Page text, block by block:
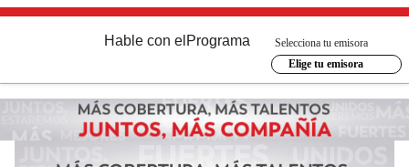
Hable con el Programa
Selecciona tu emisora
Elige tu emisora